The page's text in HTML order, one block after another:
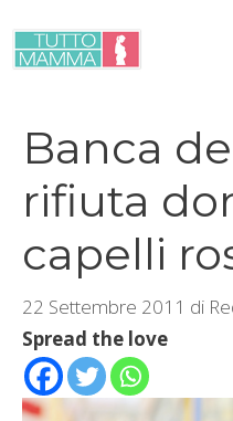
contenuto
Banca
rifiuta
capelli
22 Settembre 2011 di
Spread the love